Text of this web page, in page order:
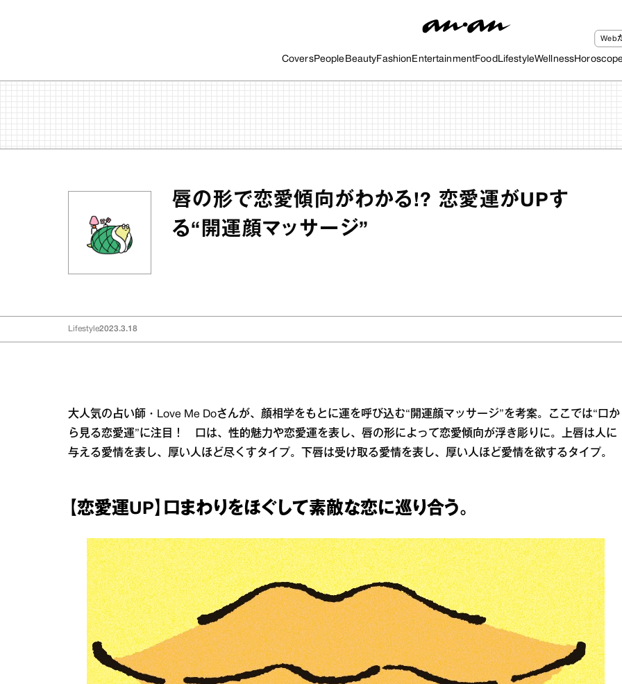
CoversPeople BeautyFashion EntertainmentFood LifestyleWellness
Web
唇の形で恋愛傾向がわかる!? 恋愛運がUPす
る“開運顔マッサージ”
Lifestyle2023.3.18
大人気の占い師・Love Me Doさんが、顔相学をもとに運を呼び込む“開運顔マッサージ”を考案。ここでは“口か
ら見る恋愛運”に注目！ 口は、性的魅力や恋愛運を表し、唇の形によって恋愛傾向が浮き彫りに。上唇は人に
与える愛情を表し、厚い人ほど尽くすタイプ。下唇は受け取る愛情を表し、厚い人ほど愛情を欲するタイプ。
【恋愛運UP】口まわりをほぐして素敵な恋に巡り合う。